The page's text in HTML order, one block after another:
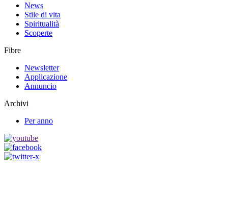
News
Stile di vita
Spiritualità
Scoperte
Fibre
Newsletter
Applicazione
Annuncio
Archivi
Per anno